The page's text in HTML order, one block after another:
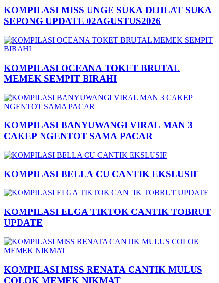
KOMPILASI MISS UNGE SUKA DIJILAT SUKA
SEPONG UPDATE 02AGUSTUS2026
KOMPILASI OCEANA TOKET BRUTAL
MEMEK SEMPIT BIRAHI
KOMPILASI BANYUWANGI VIRAL MAN 3
CAKEP NGENTOT SAMA PACAR
KOMPILASI BELLA CU CANTIK EKSLUSIF
KOMPILASI ELGA TIKTOK CANTIK TOBRUT
UPDATE
KOMPILASI MISS RENATA CANTIK MULUS
COLOK MEMEK NIKMAT